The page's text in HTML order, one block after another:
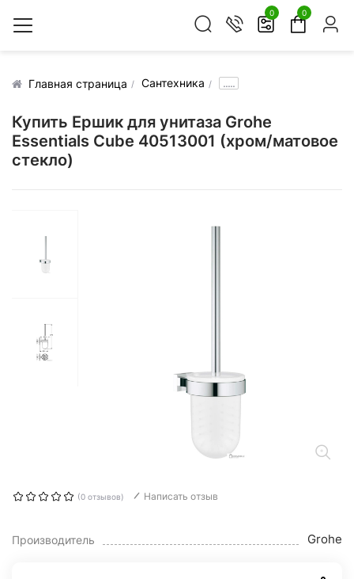
0 0
Главная страница Сантехника .....
Купить Ершик для унитаза Grohe
Essentials Cube 40513001 (хром/матовое
стекло)
(0 отзывов) Написать отзыв
Производитель Grohe